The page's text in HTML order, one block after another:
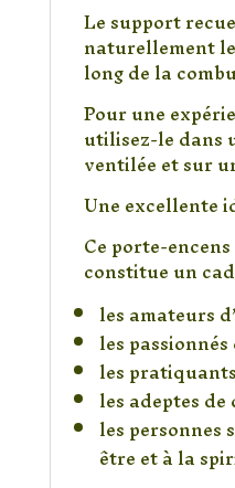
Le support
naturellement
long de la
Pour une
utilisez-le dans
ventilée et sur
Une excellente
Ce porte-
constitue un
les amateurs
les
les
les adeptes
les personnes
être et à la